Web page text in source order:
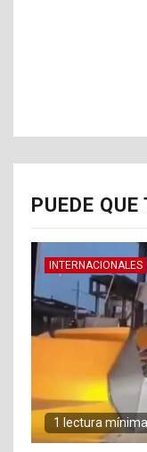
PUEDE
INTERNACIONALES
1 lectura mínima